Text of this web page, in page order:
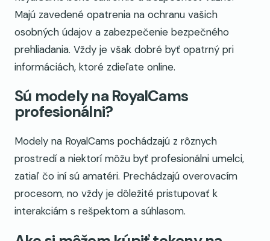
Majú zavedené opatrenia na ochranu vašich
osobných údajov a zabezpečenie bezpečného
prehliadania. Vždy je však dobré byť opatrný pri
informáciách, ktoré zdieľate online.
Sú modely na RoyalCams
profesionálni?
Modely na RoyalCams pochádzajú z rôznych
prostredí a niektorí môžu byť profesionálni umelci,
zatiaľ čo iní sú amatéri. Prechádzajú overovacím
procesom, no vždy je dôležité pristupovať k
interakciám s rešpektom a súhlasom.